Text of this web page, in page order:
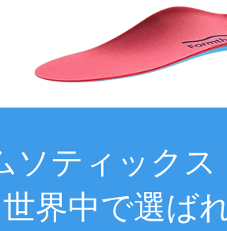
ソティック
世界中で選ば